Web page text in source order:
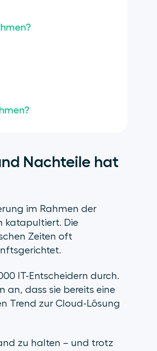
Nachteile hat
im Rahmen der
katapultiert. Die
Zeiten oft
IT-Entscheidern durch.
an, dass sie bereits eine
Trend zur Cloud-Lösung
zu halten – und trotz